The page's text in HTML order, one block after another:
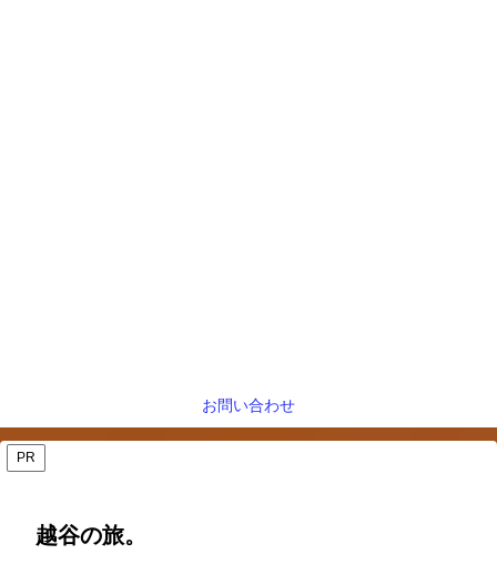
お問い合わせ
PR
越谷の旅。